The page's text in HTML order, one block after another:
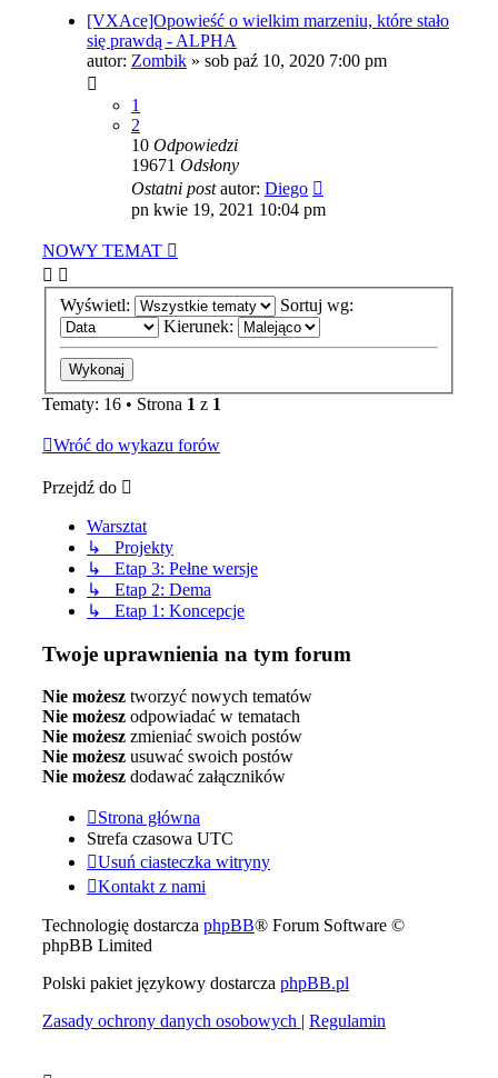
[VXAce]Opowieść o wielkim marzeniu, które stało
się prawdą - ALPHA
autor: Zombik » sob paź 10, 2020 7:00 pm
1
2
10 Odpowiedzi
19671 Odsłony
Ostatni postautor: Diego
pn kwie 19, 2021 10:04 pm
NOWY TEMAT
Wyświetl:
Sortuj wg:
Kierunek:
Tematy: 16 • Strona 1 z 1
Wróć do wykazu forów
Przejdź do
Warsztat
↳ Projekty
↳ Etap 3: Pełne wersje
↳ Etap 2: Dema
↳ Etap 1: Koncepcje
Twoje uprawnienia na tym forum
Nie możesz tworzyć nowych tematów
Nie możesz odpowiadać w tematach
Nie możesz zmieniać swoich postów
Nie możesz usuwać swoich postów
Nie możesz dodawać załączników
Strona główna
Strefa czasowa UTC
Usuń ciasteczka witryny
Kontakt z nami
Technologię dostarcza phpBB® Forum Software ©
phpBB Limited
Polski pakiet językowy dostarcza phpBB.pl
Zasady ochrony danych osobowych | Regulamin